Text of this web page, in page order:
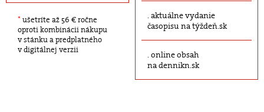
* ušetríte až 56 € ročne
oproti kombinácii nákupu
v stánku a predplatného
v digitálnej verzii
aktuálne vydanie
časopisu na týždeň.sk
online obsah
na dennikn.sk